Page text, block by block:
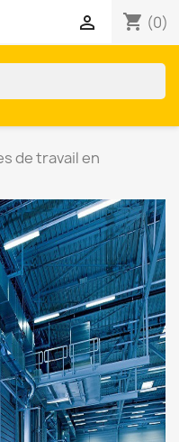
shopping_cart (0)

de travail en